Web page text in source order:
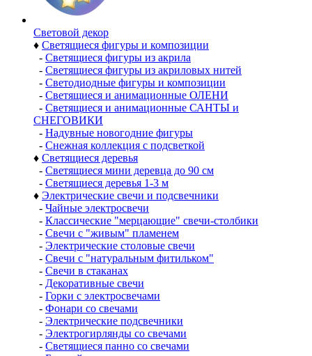
Световой декор
♦ Светящиеся фигуры и композиции
- Светящиеся фигуры из акрила
- Светящиеся фигуры из акриловых нитей
- Светодиодные фигуры и композиции
- Светящиеся и анимационные ОЛЕНИ
- Светящиеся и анимационные САНТЫ и
СНЕГОВИКИ
- Надувные новогодние фигуры
- Снежная коллекция с подсветкой
♦ Светящиеся деревья
- Светящиеся мини деревца до 90 см
- Светящиеся деревья 1-3 м
♦ Электрические свечи и подсвечники
- Чайные электросвечи
- Классические "мерцающие" свечи-столбики
- Свечи с "живым" пламенем
- Электрические столовые свечи
- Свечи с "натуральным фитильком"
- Свечи в стаканах
- Декоративные свечи
- Горки с электросвечами
- Фонари со свечами
- Электрические подсвечники
- Электрогирлянды со свечами
- Светящиеся панно со свечами